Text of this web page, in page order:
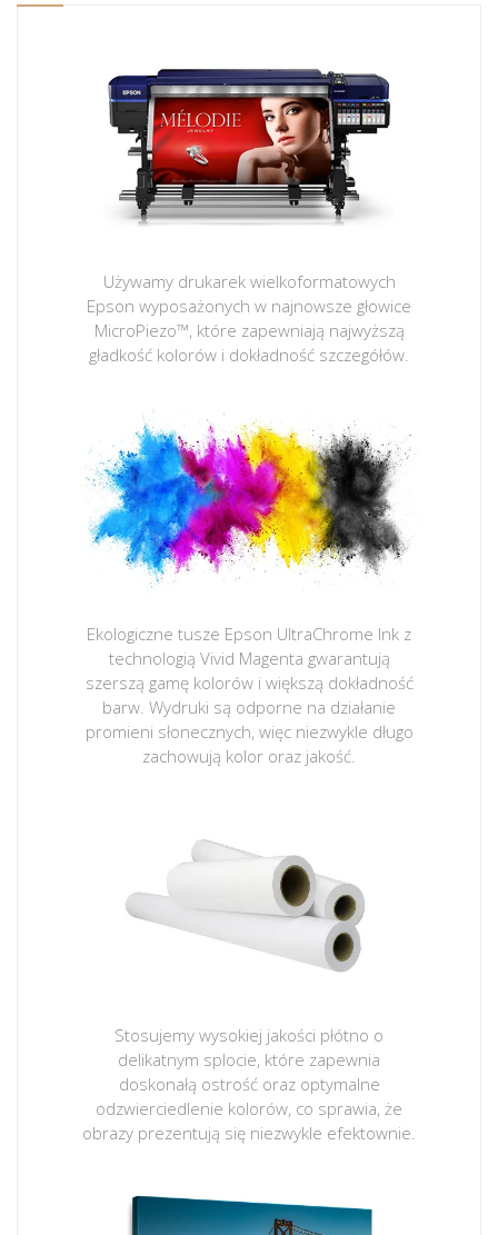
Używamy drukarek wielkoformatowych
Epson wyposażonych w najnowsze głowice
MicroPiezo™, które zapewniają najwyższą
gładkość kolorów i dokładność szczegółów.
Ekologiczne tusze Epson UltraChrome Ink z
technologią Vivid Magenta gwarantują
szerszą gamę kolorów i większą dokładność
barw. Wydruki są odporne na działanie
promieni słonecznych, więc niezwykle długo
zachowują kolor oraz jakość.
Stosujemy wysokiej jakości płótno o
delikatnym splocie, które zapewnia
doskonałą ostrość oraz optymalne
odzwierciedlenie kolorów, co sprawia, że
obrazy prezentują się niezwykle efektownie.